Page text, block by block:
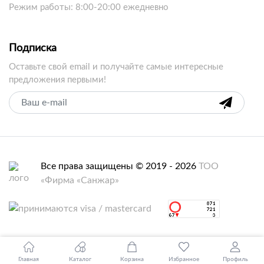
Режим работы: 8:00-20:00 ежедневно
Подписка
Оставьте свой email и получайте самые интересные
предложения первыми!
Все права защищены © 2019 - 2026 ТОО
«Фирма «Санжар»
Главная Каталог Корзина Избранное Профиль